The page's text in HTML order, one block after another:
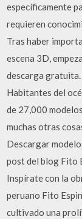
específicamente
requieren
Tras haber
escena 3D,
descarga
Habitantes del
de 27,000
muchas otras
Descargar
post del blog Fito
Inspírate con la
peruano Fito
cultivado una